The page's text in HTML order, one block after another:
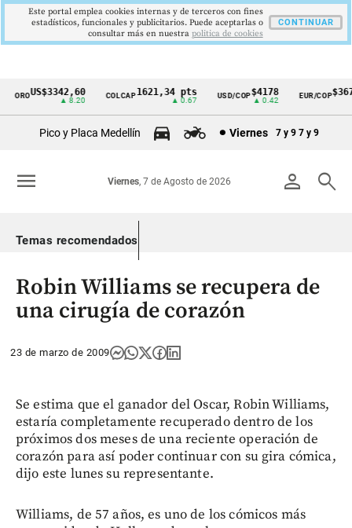
Cintillo
Colombia
OROUS$3342,60
▲ 8.20
COLCAP1621,34 pts
▲ 0.67
USD/COP$4178
▲ 0.42
EUR/COP$3672
Pico y Placa Medellín Viernes 7 y 9 7 y 9
person search
Viernes, 7 de Agosto de 2026
menu
Temas recomendados
Robin Williams se recupera de
una cirugía de corazón
23 de marzo de 2009
Se estima que el ganador del Oscar, Robin Williams,
estaría completamente recuperado dentro de los
próximos dos meses de una reciente operación de
corazón para así poder continuar con su gira cómica,
dijo este lunes su representante.
Williams, de 57 años, es uno de los cómicos más
Este portal emplea cookies internas y de terceros con fines
estadísticos, funcionales y publicitarios. Puede aceptarlas o
consultar más en nuestra politica de cookies
CONTINUAR